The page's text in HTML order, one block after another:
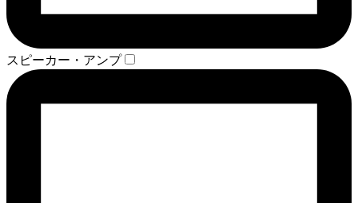
スピーカー・アンプ